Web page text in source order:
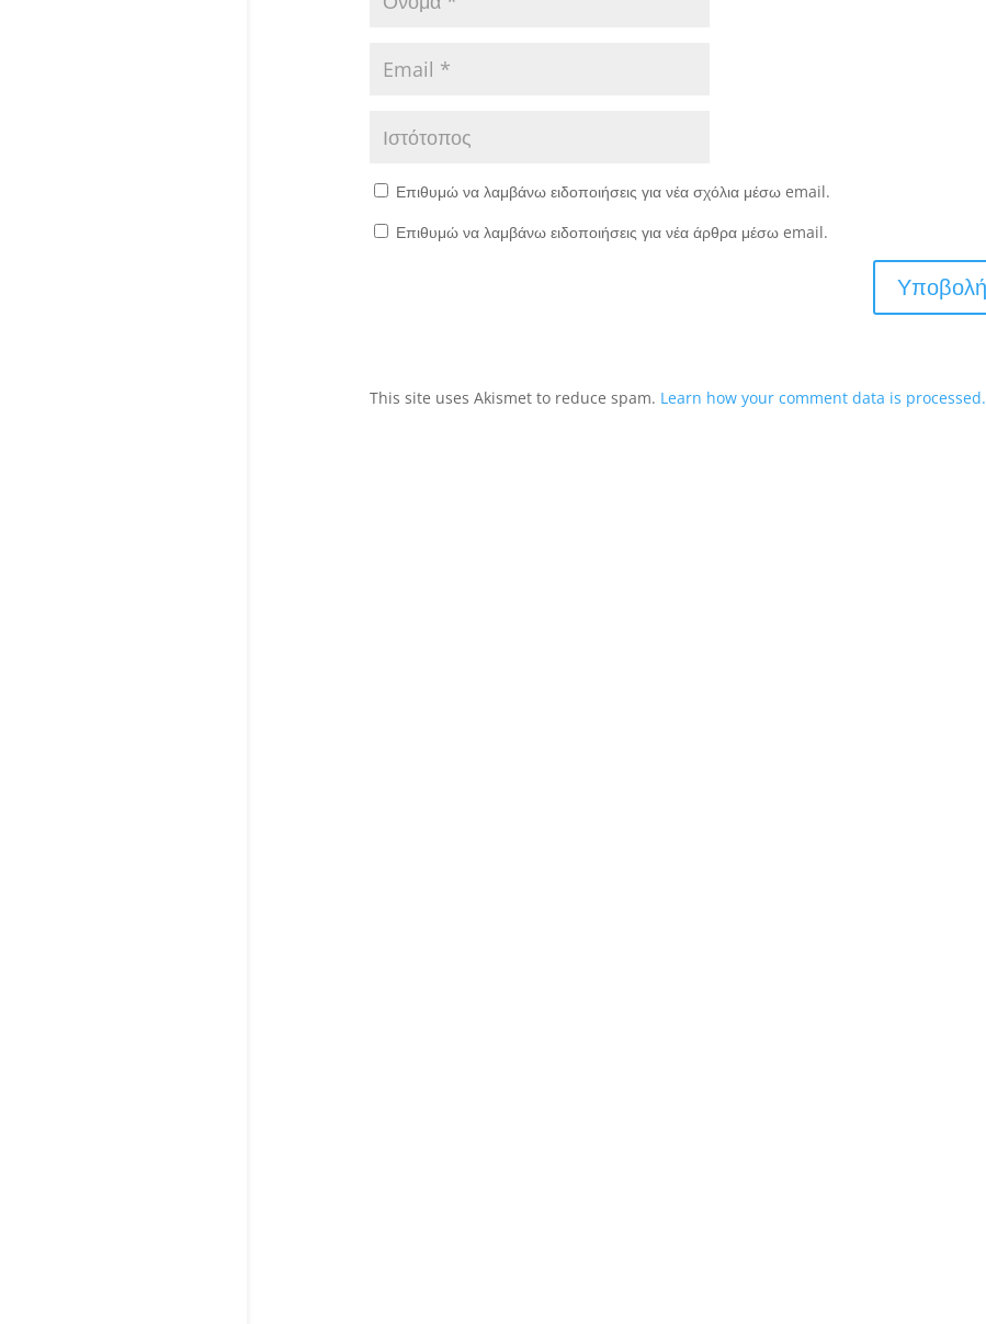
Επιθυμώ να λαμβάνω ειδοποιήσεις για νέα σχόλια μέσω email.
Επιθυμώ να λαμβάνω ειδοποιήσεις για νέα άρθρα μέσω email.
This site uses Akismet to reduce spam. Learn how your comment data is processed.